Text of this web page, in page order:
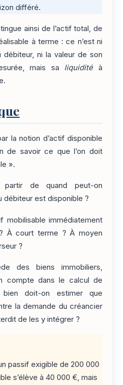
différé.
ainsi de l’actif total, de
à terme : ce n’est ni
débiteur, ni la valeur de son
mais sa liquiditéà
la notion d’actif disponible
de savoir ce que l’on doit
».
partir de quand peut-on
débiteur est disponible ?
mobilisable immédiatement
À court terme ? À moyen
?
des biens immobiliers,
compte dans le calcul de
bien doit-on estimer que
la demande du créancier
de les y intégrer ?
passif exigible de 200 000
s’élève à 40 000 €, mais